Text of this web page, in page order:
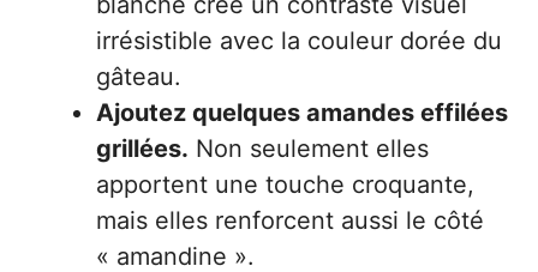
irrésistible avec la couleur dorée du
gâteau.
Ajoutez quelques amandes effilées
grillées. Non seulement elles
apportent une touche croquante,
mais elles renforcent aussi le côté
« amandine ».